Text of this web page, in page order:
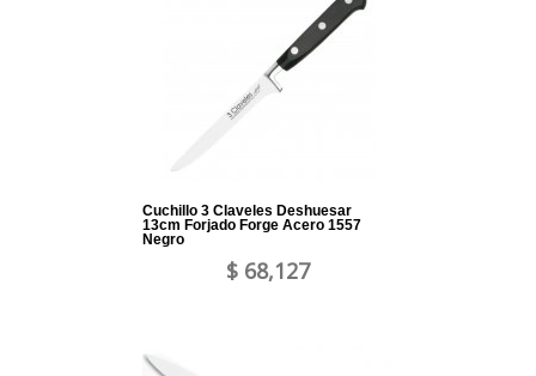
Cuchillo 3 Claveles Deshuesar
13cm Forjado Forge Acero 1557
Negro
$ 68,127